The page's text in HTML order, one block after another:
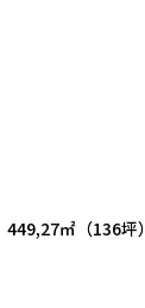
449,27㎡（136坪）